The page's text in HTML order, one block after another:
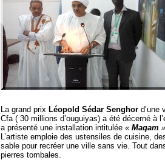
La grand prix Léopold Sédar Senghor d’une
Cfa ( 30 millions d’ouguiyas) a été décerné à
a présenté une installation intitulée « Maqam
L’artiste emploie des ustensiles de cuisine,
sable pour recréer une ville sans vie. Tout
pierres tombales.